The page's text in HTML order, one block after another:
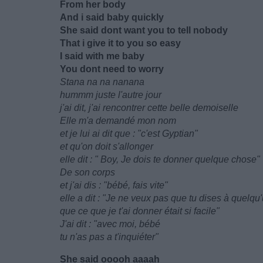
From her body
And i said baby quickly
She said dont want you to tell nobody
That i give it to you so easy
I said with me baby
You dont need to worry
Stana na na nanana
hummm juste l'autre jour
j'ai dit, j'ai rencontrer cette belle demoiselle
Elle m'a demandé mon nom
et je lui ai dit que : "c'est Gyptian"
et qu'on doit s'allonger
elle dit : " Boy, Je dois te donner quelque chose"
De son corps
et j'ai dis : "bébé, fais vite"
elle a dit : "Je ne veux pas que tu dises à
que ce que je t'ai donner était si facile"
J'ai dit : "avec moi, bébé
tu n'as pas a t'inquiéter"
She said ooooh aaaah